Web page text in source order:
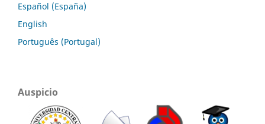
Español (España)
English
Português (Portugal)
Auspicio